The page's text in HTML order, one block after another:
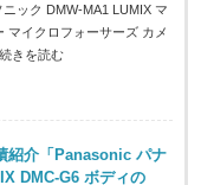
ック DMW-MA1 LUMIX マ
マイクロフォーサーズ カメ
続きを読む
紹介「Panasonic パナ
DMC-G6 ボディの